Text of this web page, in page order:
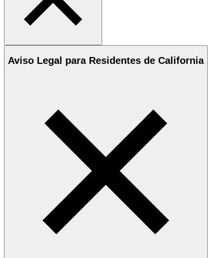
Aviso Legal para Residentes de California